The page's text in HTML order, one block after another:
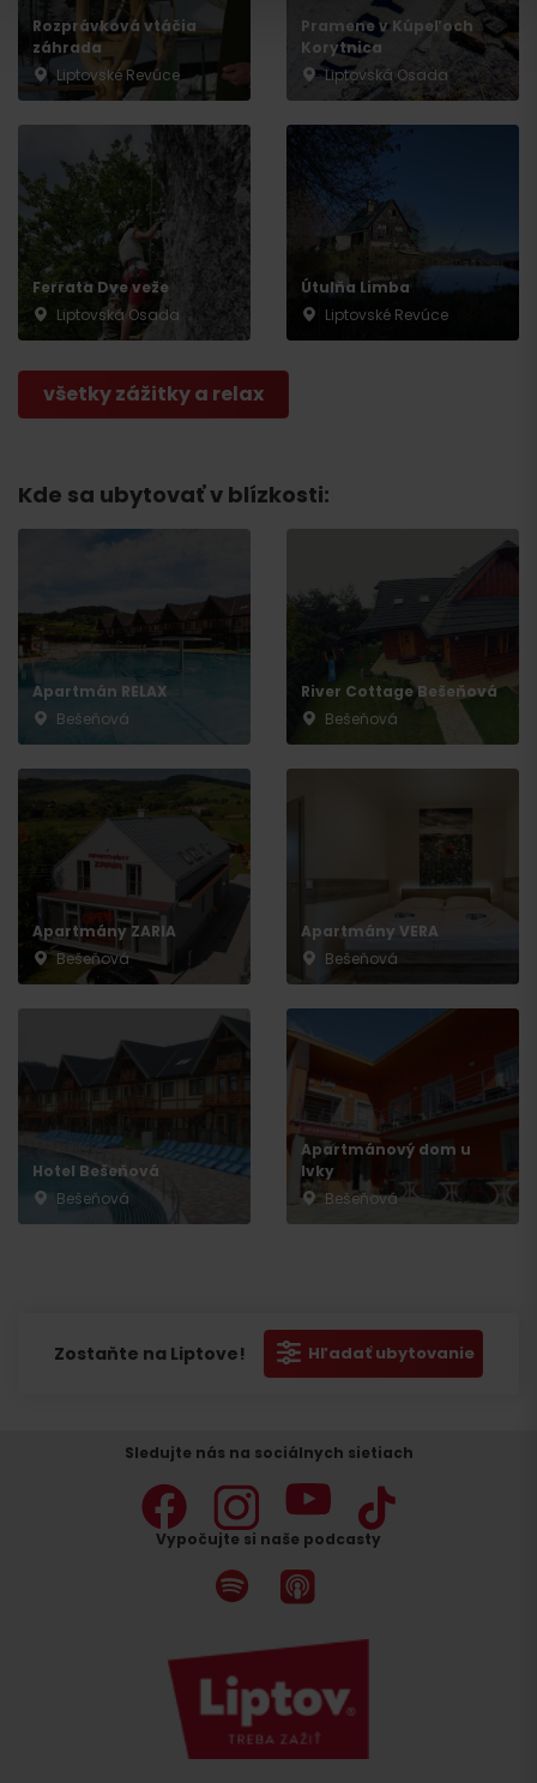
Rozprávková vtáčia
záhrada
Liptovské Revúce
Pramene v Kúpeľoch
Korytnica
Liptovská Osada
Ferrata Dve veže
Liptovská Osada
Útulňa Limba
Liptovské Revúce
všetky zážitky a relax
Kde sa ubytovať v blízkosti:
Apartmán RELAX
Bešeňová
River Cottage Bešeňová
Bešeňová
Apartmány ZARIA
Bešeňová
Apartmány VERA
Bešeňová
Hotel Bešeňová
Bešeňová
Apartmánový dom u
Ivky
Bešeňová
Zostaňte na Liptove! Hľadať ubytovanie
Odchod
Sledujte nás na sociálnych sietiach
Vypočujte si naše podcasty